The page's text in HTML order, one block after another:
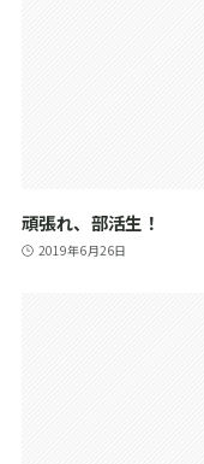
頑張れ、部活生！
2019年6月26日